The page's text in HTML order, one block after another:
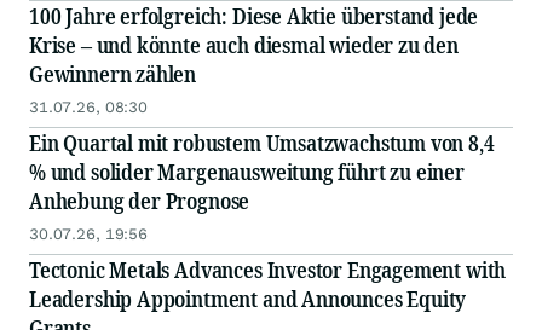
100 Jahre erfolgreich: Diese Aktie überstand jede
Krise – und könnte auch diesmal wieder zu den
Gewinnern zählen
31.07.26, 08:30
Ein Quartal mit robustem Umsatzwachstum von 8,4
% und solider Margenausweitung führt zu einer
Anhebung der Prognose
30.07.26, 19:56
Tectonic Metals Advances Investor Engagement with
Leadership Appointment and Announces Equity